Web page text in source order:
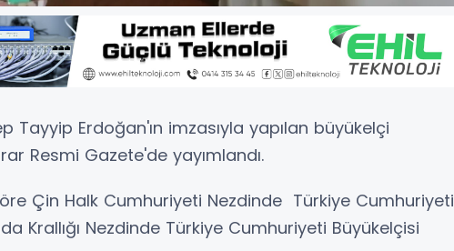
Tayyip Erdoğan'ın imzasıyla yapılan büyükelçi
Resmi Gazete'de yayımlandı.
Çin Halk Cumhuriyeti Nezdinde Türkiye Cumhuriyeti
Krallığı Nezdinde Türkiye Cumhuriyeti Büyükelçisi